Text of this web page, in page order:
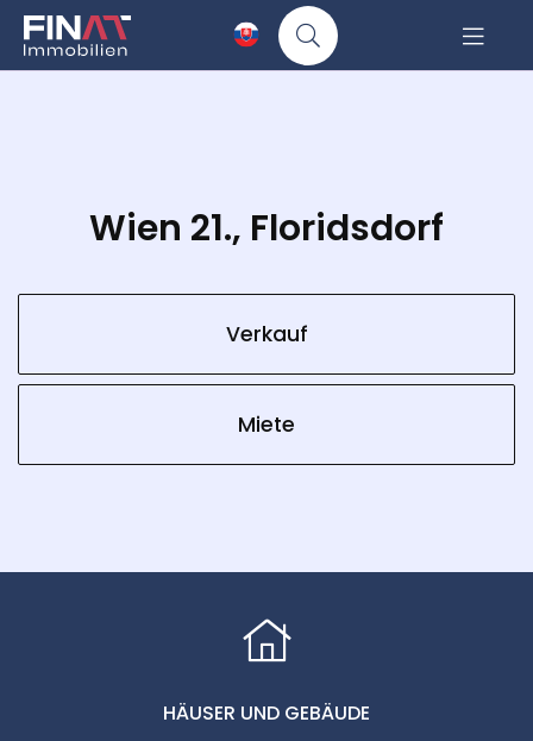
Wien 21., Floridsdorf
Verkauf
Miete
HÄUSER UND GEBÄUDE